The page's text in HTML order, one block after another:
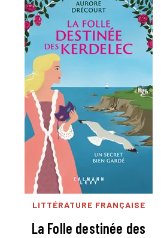
LITTÉRATURE FRANÇAISE
La Folle destinée des